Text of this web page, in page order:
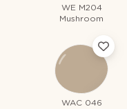
WE M204
Mushroom
WAC 046